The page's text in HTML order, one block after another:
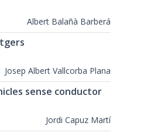
Albert Balañà Barberá
Josep Albert Vallcorba Plana
sense conductor
Jordi Capuz Martí